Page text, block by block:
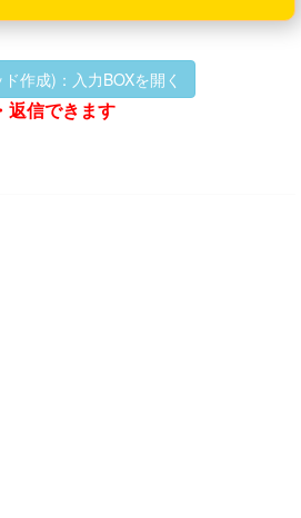
作成)：入力BOXを開く
返信できます